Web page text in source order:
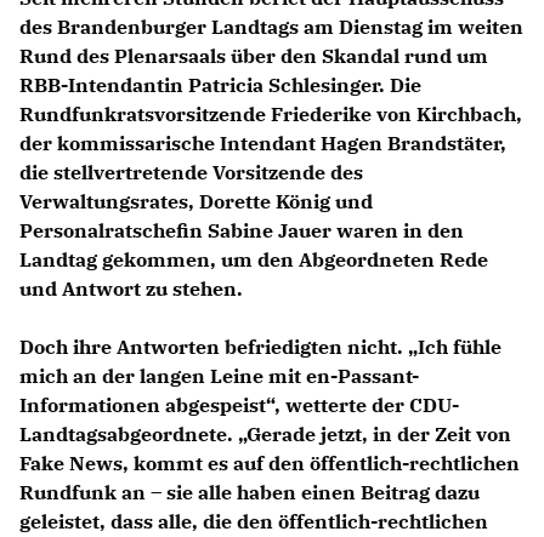
des Brandenburger Landtags am Dienstag im weiten
Rund des Plenarsaals über den Skandal rund um
RBB-Intendantin Patricia Schlesinger. Die
Rundfunkratsvorsitzende Friederike von Kirchbach,
der kommissarische Intendant Hagen Brandstäter,
die stellvertretende Vorsitzende des
Verwaltungsrates, Dorette König und
Personalratschefin Sabine Jauer waren in den
Landtag gekommen, um den Abgeordneten Rede
und Antwort zu stehen.
Doch ihre Antworten befriedigten nicht. „Ich fühle
mich an der langen Leine mit en-Passant-
Informationen abgespeist“, wetterte der CDU-
Landtagsabgeordnete. „Gerade jetzt, in der Zeit von
Fake News, kommt es auf den öffentlich-rechtlichen
Rundfunk an – sie alle haben einen Beitrag dazu
geleistet, dass alle, die den öffentlich-rechtlichen